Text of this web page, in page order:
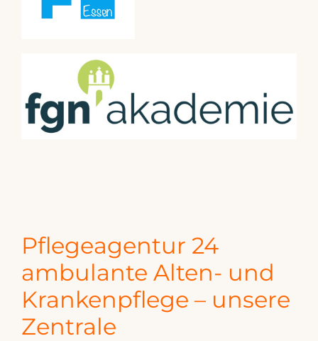
Pflegeagentur 24
ambulante Alten- und
Krankenpflege – unsere
Zentrale